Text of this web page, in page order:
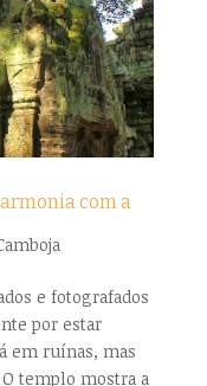
com a
e fotografados
por estar
em ruínas, mas
templo mostra a